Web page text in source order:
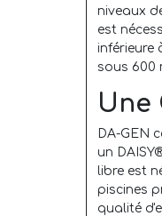
niveaux
est
inférieure
sous 600
Une
DA-GEN
un
libre est
piscines
qualité